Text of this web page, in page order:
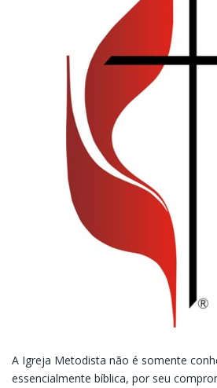
A Igreja Metodista não é somente
essencialmente bíblica, por seu